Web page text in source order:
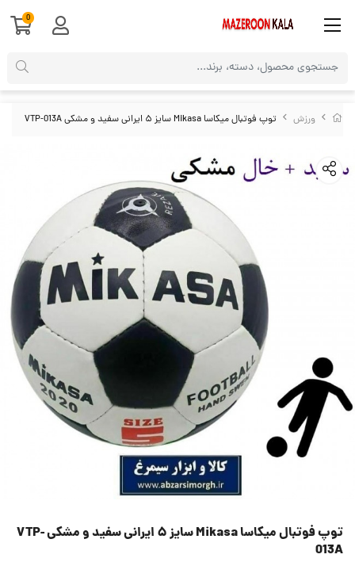
ورزش توپ فوتبال میکاسا Mikasa سایز ۵ ایرانی سفید و مشکی VTP-013A
توپ فوتبال میکاسا Mikasa سایز ۵ ایرانی سفید و مشکی VTP-
013A
0